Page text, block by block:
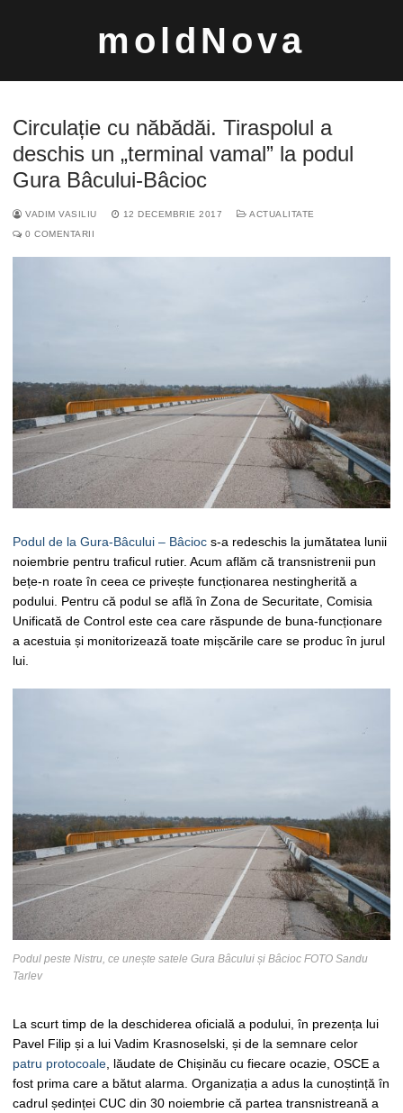
moldNova
după:
Circulație cu năbădăi. Tiraspolul a
deschis un „terminal vamal” la podul
Gura Bâcului-Bâcioc
VADIM VASILIU 12 DECEMBRIE 2017
ACTUALITATE
0 COMENTARII
Podul de la Gura-Bâcului – Bâcioc s-a redeschis la jumătatea lunii
noiembrie pentru traficul rutier. Acum aflăm că transnistrenii pun
bețe-n roate în ceea ce privește funcționarea nestingherită a
podului. Pentru că podul se află în Zona de Securitate, Comisia
Unificată de Control este cea care răspunde de buna-funcționare
a acestuia și monitorizează toate mișcările care se produc în jurul
lui.
Podul peste Nistru, ce unește satele Gura Bâcului și Bâcioc FOTO Sandu
Tarlev
La scurt timp de la deschiderea oficială a podului, în prezența lui
Pavel Filip și a lui Vadim Krasnoselski, și de la semnare celor
patru protocoale , lăudate de Chișinău cu fiecare ocazie, OSCE a
fost prima care a bătut alarma. Organizația a adus la cunoștință în
cadrul ședinței CUC din 30 noiembrie că partea transnistreană a